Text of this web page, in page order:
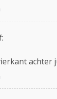
achter